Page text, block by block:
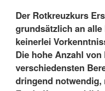
Der Rotkreuzkurs
grundsätzlich an
keinerlei
Die hohe Anzahl
verschiedensten
dringend